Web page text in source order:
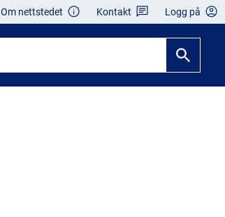
Om nettstedet Kontakt Logg på